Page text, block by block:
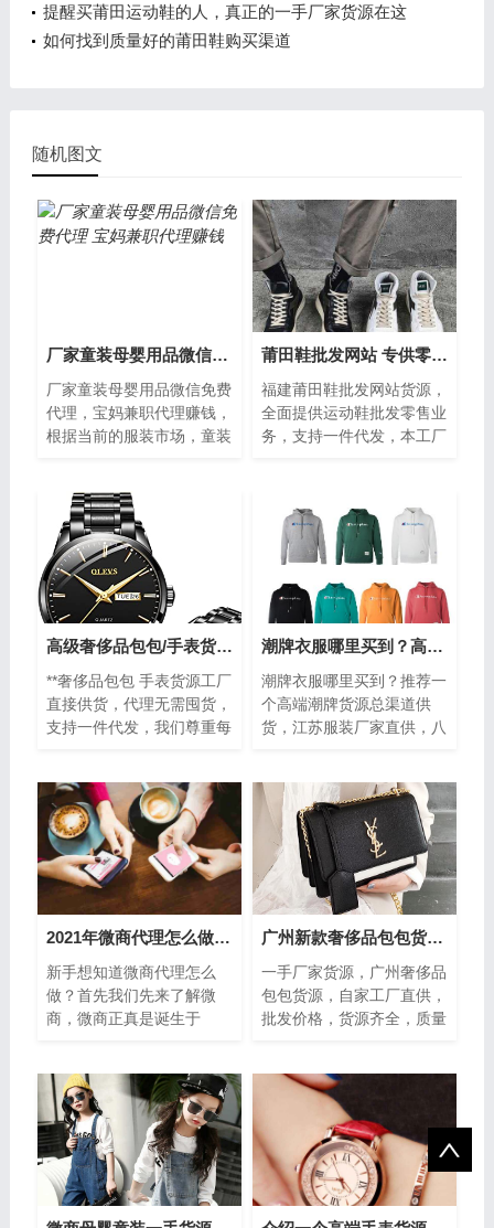
提醒买莆田运动鞋的人，真正的一手厂家货源在这
里！
如何找到质量好的莆田鞋购买渠道
随机图文
厂家童装母婴用品微信免费代理 宝妈兼职代理赚钱
厂家童装母婴用品微信免费
代理，宝妈兼职代理赚钱，
根据当前的服装市场，童装
装加盟店原...
莆田鞋批发网站 专供零售批发 一件代发
福建莆田鞋批发网站货源，
全面提供运动鞋批发零售业
务，支持一件代发，本工厂
有着不凡的...
高级奢侈品包包/手表货源工厂直接供货，一件代发
**奢侈品包包 手表货源工厂
直接供货，代理无需囤货，
支持一件代发，我们尊重每
好 这就是我
潮牌衣服哪里买到？高端潮牌货源总渠道供货
潮牌衣服哪里买到？推荐一
个高端潮牌货源总渠道供
货，江苏服装厂家直供，八
质厂家货源，价...
2021年微商代理怎么做，需要准备什么
新手想知道微商代理怎么
做？首先我们先来了解微
商，微商正真是诞生于
销人士所利用，至此，朋
广州新款奢侈品包包货源，自家工厂直供，支持任意调换货
一手厂家货源，广州奢侈品
包包货源，自家工厂直供，
批发价格，货源齐全，质量
名元气仙女...